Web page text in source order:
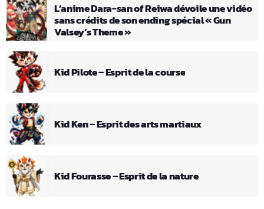
L’anime Dara-san of Reiwa dévoile une vidéo
sans crédits de son ending spécial « Gun
Valsey’s Theme »
Kid Pilote – Esprit de la course
Kid Ken – Esprit des arts martiaux
Kid Fourasse – Esprit de la nature